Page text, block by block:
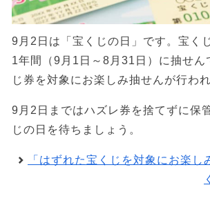
9月2日は「宝くじの日」です。宝く
1年間（9月1日～8月31日）に抽せん
じ券を対象にお楽しみ抽せんが行われ
9月2日まではハズレ券を捨てずに保
じの日を待ちましょう。
「はずれた宝くじを対象にお楽し